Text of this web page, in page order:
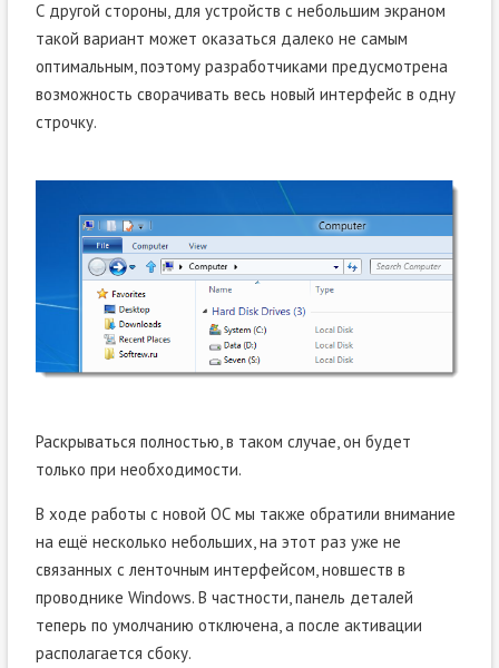
С другой стороны, для устройств с небольшим экраном
такой вариант может оказаться далеко не самым
оптимальным, поэтому разработчиками предусмотрена
возможность сворачивать весь новый интерфейс в одну
строчку.
Раскрываться полностью, в таком случае, он будет
только при необходимости.
В ходе работы с новой ОС мы также обратили внимание
на ещё несколько небольших, на этот раз уже не
связанных с ленточным интерфейсом, новшеств в
проводнике Windows. В частности, панель деталей
теперь по умолчанию отключена, а после активации
располагается сбоку.